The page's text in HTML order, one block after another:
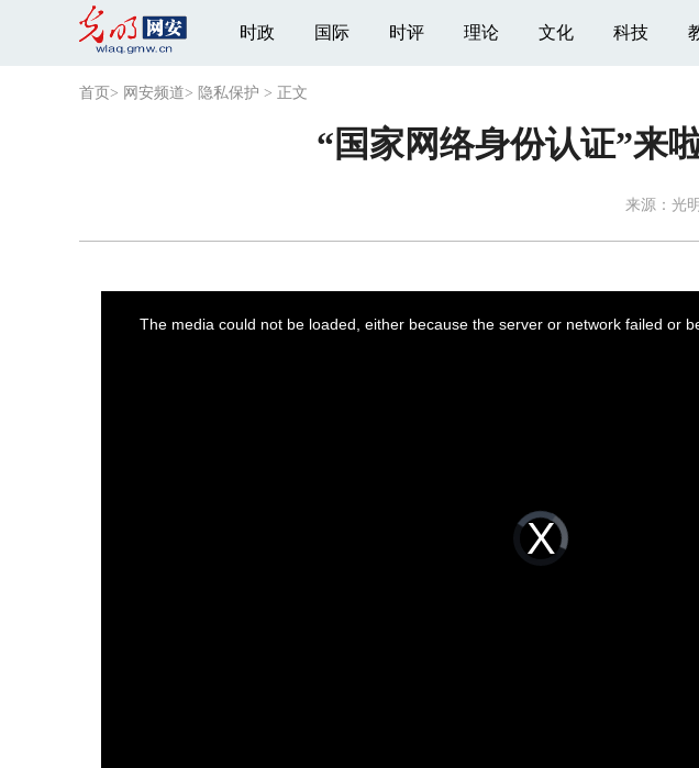
时政 国际 时评 理论 文化 科技
首页 > 网安频道> 隐私保护 > 正文
“国家网络身份认证”来
来源： 光
Video
Player
loading.
The media could not be loaded, either because the server or network failed or